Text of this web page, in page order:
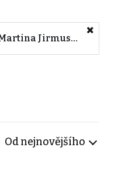
Ing. Martina Jirmusová (CENTURY 21 All Inclusive)
Od nejnovějšího